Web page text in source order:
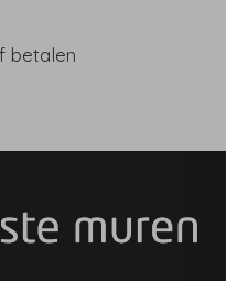
betalen